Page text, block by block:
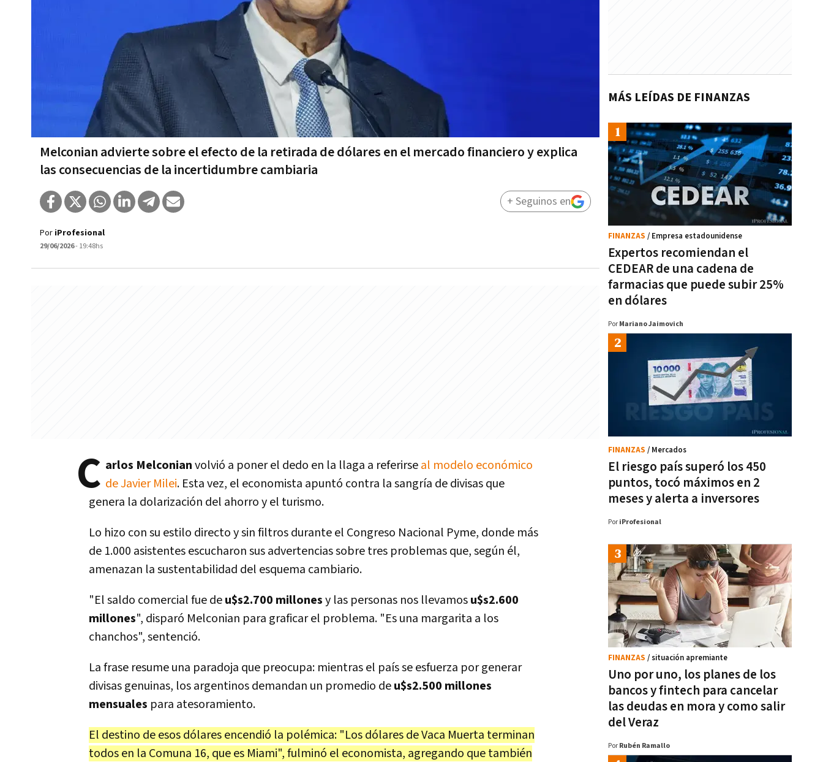
Melconian advierte sobre el efecto de la retirada de dólares en el mercado financiero y explica
las consecuencias de la incertidumbre cambiaria
Por iProfesional
29/06/2026- 19:48hs
+ Seguinos en
C arlos Melconianvolvió a poner el dedo en la llaga a referirseal modelo económico
de Javier Milei. Esta vez, el economista apuntó contra la sangría de divisas que
genera la dolarización del ahorro y el turismo.
Lo hizo con su estilo directo y sin filtros durante el Congreso Nacional Pyme, donde más
de 1.000 asistentes escucharon sus advertencias sobre tres problemas que, según él,
amenazan la sustentabilidad del esquema cambiario.
"El saldo comercial fue deu$s2.700 millonesy las personas nos llevamosu$s2.600
millones", disparó Melconian para graficar el problema. "Es una margarita a los
chanchos", sentenció.
La frase resume una paradoja que preocupa: mientras el país se esfuerza por generar
divisas genuinas, los argentinos demandan un promedio deu$s2.500 millones
mensuales para atesoramiento.
El destino de esos dólares encendió la polémica: "Los dólares de Vaca Muerta terminan
todos en la Comuna 16, que es Miami", fulminó el economista, agregando que también
MÁS LEÍDAS DE FINANZAS
Expertos recomiendan el
CEDEAR de una cadena de
farmacias que puede subir 25%
en dólares
FINANZAS / Empresa estadounidense
Por Mariano Jaimovich
El riesgo país superó los 450
puntos, tocó máximos en 2
meses y alerta a inversores
FINANZAS / Mercados
Por iProfesional
Uno por uno, los planes de los
bancos y fintech para cancelar
las deudas en mora y como salir
del Veraz
FINANZAS / situación apremiante
Por Rubén Ramallo